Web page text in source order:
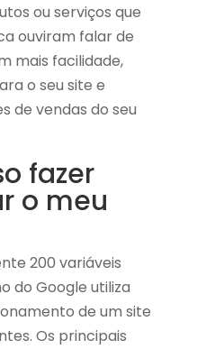
ou serviços que
ouviram falar de
mais facilidade,
o seu site e
de vendas do seu
fazer
o meu
200 variáveis
do Google utiliza
de um site
Os principais